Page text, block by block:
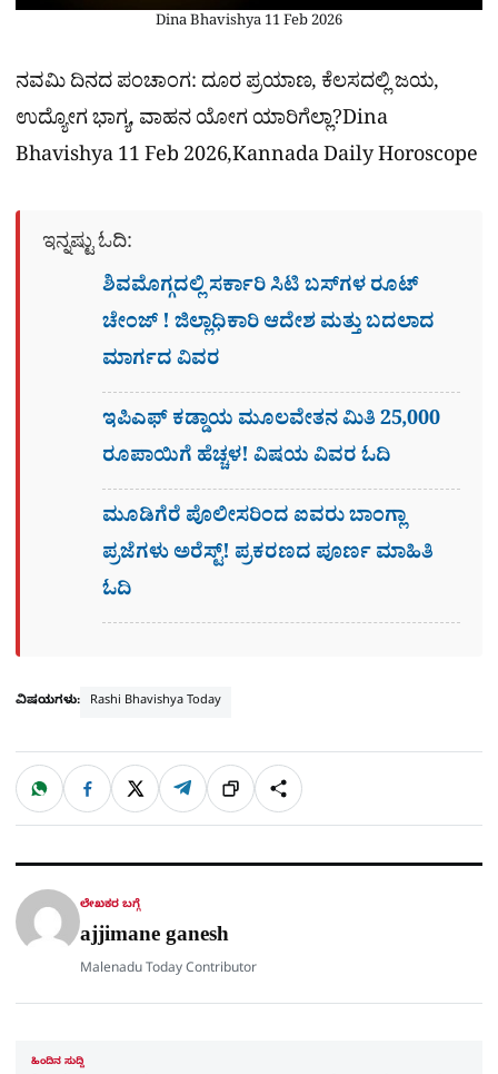
Dina Bhavishya 11 Feb 2026
ನವಮಿ ದಿನದ ಪಂಚಾಂಗ: ದೂರ ಪ್ರಯಾಣ, ಕೆಲಸದಲ್ಲಿ ಜಯ,
ಉದ್ಯೋಗ ಭಾಗ್ಯ, ವಾಹನ ಯೋಗ ಯಾರಿಗೆಲ್ಲಾ?Dina
Bhavishya 11 Feb 2026,Kannada Daily Horoscope
ಇನ್ನಷ್ಟು ಓದಿ:
ಶಿವಮೊಗ್ಗದಲ್ಲಿ ಸರ್ಕಾರಿ ಸಿಟಿ ಬಸ್​ಗಳ ರೂಟ್
ಚೇಂಜ್ ! ಜಿಲ್ಲಾಧಿಕಾರಿ ಆದೇಶ ಮತ್ತು ಬದಲಾದ
ಮಾರ್ಗದ ವಿವರ
ಇಪಿಎಫ್ ಕಡ್ಡಾಯ ಮೂಲವೇತನ ಮಿತಿ 25,000
ರೂಪಾಯಿಗೆ ಹೆಚ್ಚಳ! ವಿಷಯ ವಿವರ ಓದಿ
ಮೂಡಿಗೆರೆ ಪೊಲೀಸರಿಂದ ಐವರು ಬಾಂಗ್ಲಾ
ಪ್ರಜೆಗಳು ಅರೆಸ್ಟ್! ಪ್ರಕರಣದ ಪೂರ್ಣ ಮಾಹಿತಿ
ಓದಿ
ವಿಷಯಗಳು: Rashi Bhavishya Today
ಹಂಚಿಕೊಳ್ಳಿ
W
a
t
p
F
c
e
o
X T
l
e
a
ಲಿಂ
ಕ್
S
h
a
ಲೇಖಕರ ಬಗ್ಗೆ
ajjimane ganesh
Malenadu Today Contributor
ಹಿಂದಿನ ಸುದ್ದಿ